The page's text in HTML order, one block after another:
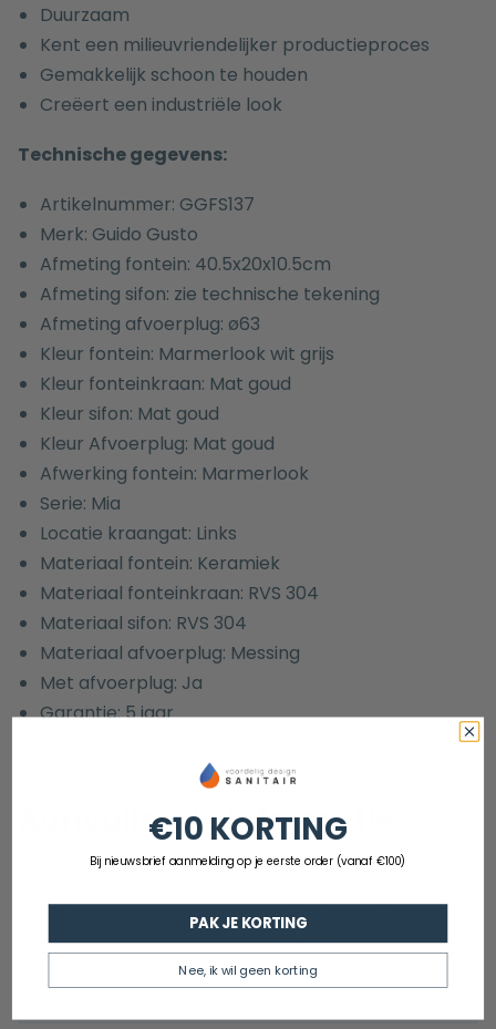
Duurzaam
Kent een milieuvriendelijker productieproces
Gemakkelijk schoon te houden
Creëert een industriële look
Technische gegevens:
Artikelnummer: GGFS137
Merk: Guido Gusto
Afmeting fontein: 40.5x20x10.5cm
Afmeting sifon: zie technische tekening
Afmeting afvoerplug: ø63
Kleur fontein: Marmerlook wit grijs
Kleur fonteinkraan: Mat goud
Kleur sifon: Mat goud
Kleur Afvoerplug: Mat goud
Afwerking fontein: Marmerlook
Serie: Mia
Locatie kraangat: Links
Materiaal fontein: Keramiek
Materiaal fonteinkraan: RVS 304
Materiaal sifon: RVS 304
Materiaal afvoerplug: Messing
Met afvoerplug: Ja
Garantie: 5 jaar
Aanvullende informatie
EAN
8720701503021
Artikelnummer
GGFS137
€10 KORTING
Bij nieuwsbrief aanmelding op je eerste order (vanaf €100)
PAK JE KORTING
Nee, ik wil geen korting